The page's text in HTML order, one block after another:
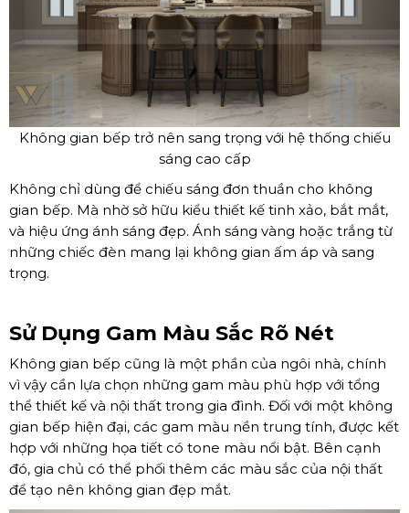
Không gian bếp trở nên sang trọng với hệ thống chiếu
sáng cao cấp
Không chỉ dùng để chiếu sáng đơn thuần cho không
gian bếp. Mà nhờ sở hữu kiểu thiết kế tinh xảo, bắt mắt,
và hiệu ứng ánh sáng đẹp. Ánh sáng vàng hoặc trắng từ
những chiếc đèn mang lại không gian ấm áp và sang
trọng.
Sử Dụng Gam Màu Sắc Rõ Nét
Không gian bếp cũng là một phần của ngôi nhà, chính
vì vậy cần lựa chọn những gam màu phù hợp với tổng
thể thiết kế và nội thất trong gia đình. Đối với một không
gian bếp hiện đại, các gam màu nền trung tính, được kết
hợp với những họa tiết có tone màu nổi bật. Bên cạnh
đó, gia chủ có thể phối thêm các màu sắc của nội thất
để tạo nên không gian đẹp mắt.